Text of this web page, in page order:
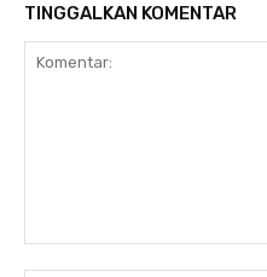
TINGGALKAN KOMENTAR